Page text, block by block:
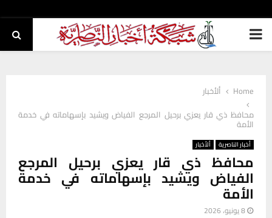
PRIMARY
Home
ألأخبار
محافظ ذي قار يعزي برحيل المرجع الفياض ويشيد بإسهاماته في خدمة
الأمة
أخبار الناصرية ألأخبار
محافظ ذي قار يعزي برحيل المرجع
الفياض ويشيد بإسهاماته في خدمة
الأمة
8 يونيو، 2026